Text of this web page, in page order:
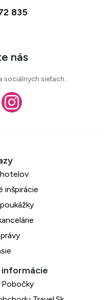
835
nás
sociálnych sieťach.
inšpirácie